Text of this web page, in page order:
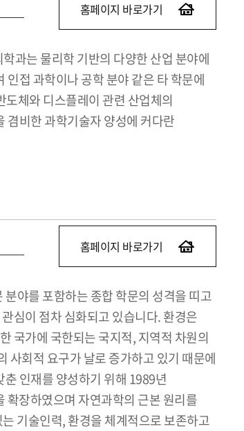
홈페이지 바로가기
과는 물리학 기반의 다양한 산업 분야에
접 과학이나 공학 분야 같은 타 학문에
체와 디스플레이 관련 산업체의
겸비한 과학기술자 양성에 커다란
홈페이지 바로가기
야를 포함하는 종합 학문의 성격을 띠고
심이 점차 심화되고 있습니다. 환경은
국가에 국한되는 국지적, 지역적 차원의
사회적 요구가 날로 증가하고 있기 때문에
인재를 양성하기 위해 1989년
확장하였으며 자연과학의 근본 원리를
기술인력, 환경을 체계적으로 보존하고